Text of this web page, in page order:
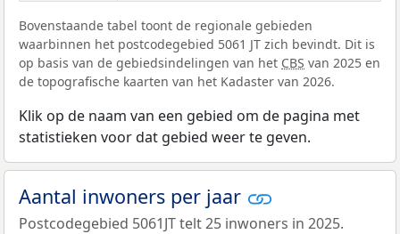
Bovenstaande tabel toont de regionale gebieden
waarbinnen het postcodegebied 5061 JT zich bevindt. Dit is
op basis van de gebiedsindelingen van het CBS van 2025 en
de topografische kaarten van het Kadaster van 2026.
Klik op de naam van een gebied om de pagina met
statistieken voor dat gebied weer te geven.
Aantal inwoners per jaar
Postcodegebied 5061JT telt 25 inwoners in 2025.